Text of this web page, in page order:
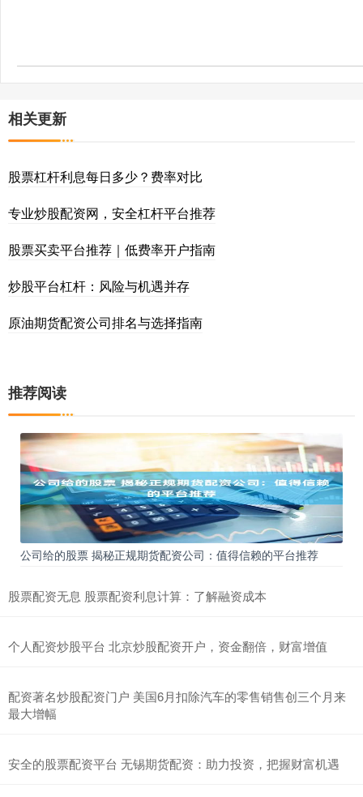
相关更新
股票杠杆利息每日多少？费率对比
专业炒股配资网，安全杠杆平台推荐
股票买卖平台推荐｜低费率开户指南
炒股平台杠杆：风险与机遇并存
原油期货配资公司排名与选择指南
推荐阅读
公司给的股票 揭秘正规期货配资公司：值得信赖的平台推荐
股票配资无息 股票配资利息计算：了解融资成本
个人配资炒股平台 北京炒股配资开户，资金翻倍，财富增值
配资著名炒股配资门户 美国6月扣除汽车的零售销售创三个月来
最大增幅
安全的股票配资平台 无锡期货配资：助力投资，把握财富机遇